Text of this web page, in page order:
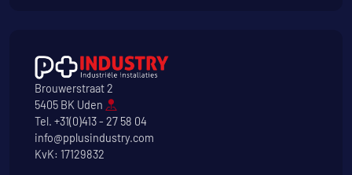
Brouwerstraat 2
5405 BK Uden
Tel. +31(0)413 - 27 58 04
info@pplusindustry.com
KvK: 17129832